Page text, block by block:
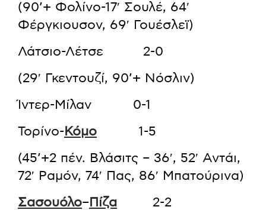
(90’+ Φολίνο-17′ Σουλέ, 64′
Φέργκιουσον, 69′ Γουέσλεϊ)
Λάτσιο-Λέτσε 2-0
(29′ Γκεντουζί, 90’+ Νόσλιν)
Ίντερ-Μίλαν 0-1
Τορίνο- Κόμο 1-5
(45’+2 πέν. Βλάσιτς – 36′, 52′ Αντάι,
72′ Ραμόν, 74′ Πας, 86′ Μπατούρινα)
Σασουόλο– Πίζα 2-2